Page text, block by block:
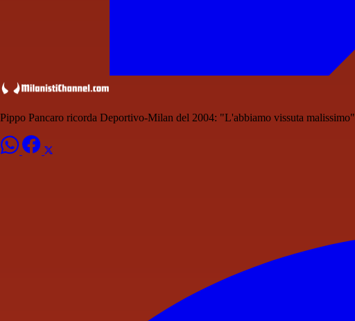
Pippo Pancaro ricorda Deportivo-Milan del 2004: "L'abbiamo vissuta malissimo"